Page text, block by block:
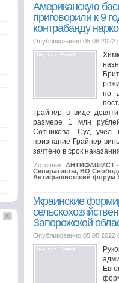
Американскую
приговорили к 9
контрабанду
Опубликованно 05.08.2022
по
Грайнер в виде
размере 1 млн
Сотникова. Суд учёл
признание Грайнер
зачтено в срок
Источник: АНТИФАШИСТ -
Сепаратисты, ВО
Антифашистский форум
Украинские
Запорожской
Опубликованно 05.08.2022